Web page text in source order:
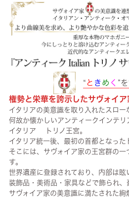
“と き め く ”
権勢と栄華を誇示したサヴォイ
イタリアの美意識を取り入れたスロー
何故か懐かしいアンティークインテリ
イタリア トリノ王宮。
イタリア統一後、最初の首都となった
そこには、サヴォイア家の王宮群の一
す。
世界遺産に登録されており、内部は眩
装飾品・美術品・家具などで飾られ、
サヴォイア家の美意識に満たされた